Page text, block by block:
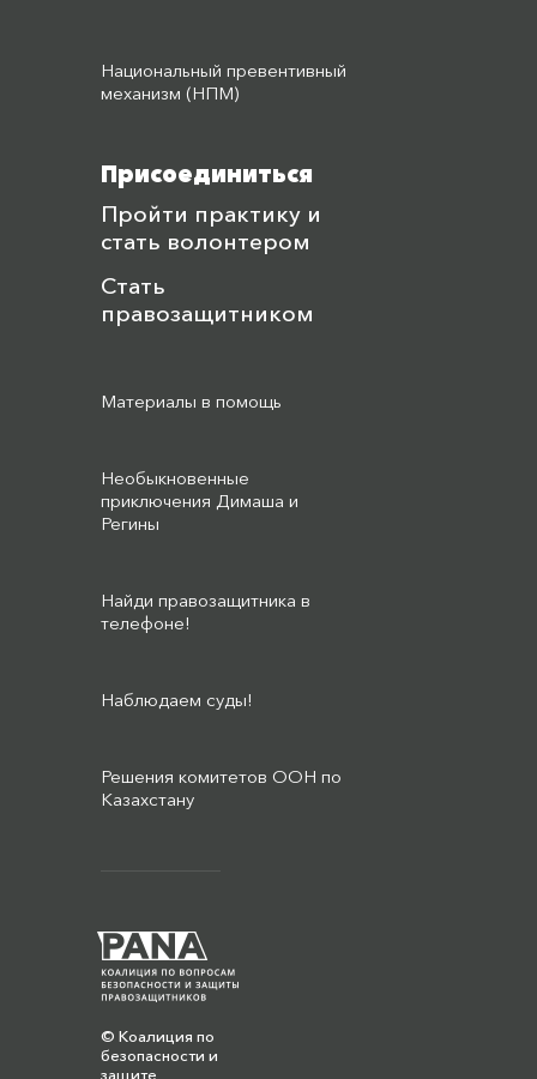
© Коалиция по
безопасности и
защите
Национальный превентивный
механизм (НПМ)
Присоединиться
Пройти практику и
стать волонтером
Стать
правозащитником
Материалы в помощь
Необыкновенные
приключения Димаша и
Регины
Найди правозащитника в
телефоне!
Наблюдаем суды!
Решения комитетов ООН по
Казахстану